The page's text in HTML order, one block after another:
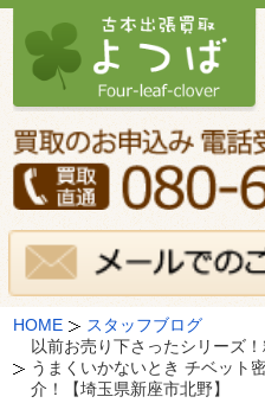
HOME
スタッフブログ
以前お売り下さったシリーズ
うまくいかないとき チベット
介！【埼玉県新座市北野】